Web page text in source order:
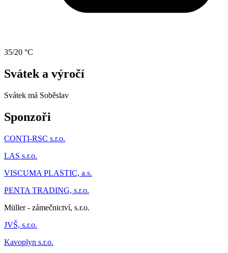
35/20 °C
Svátek a výročí
Svátek má Soběslav
Sponzoři
CONTI-RSC s.r.o.
LAS s.r.o.
VISCUMA PLASTIC, a.s.
PENTA TRADING, s.r.o.
Müller - zámečnictví, s.r.o.
JVŠ, s.r.o.
Kavoplyn s.r.o.